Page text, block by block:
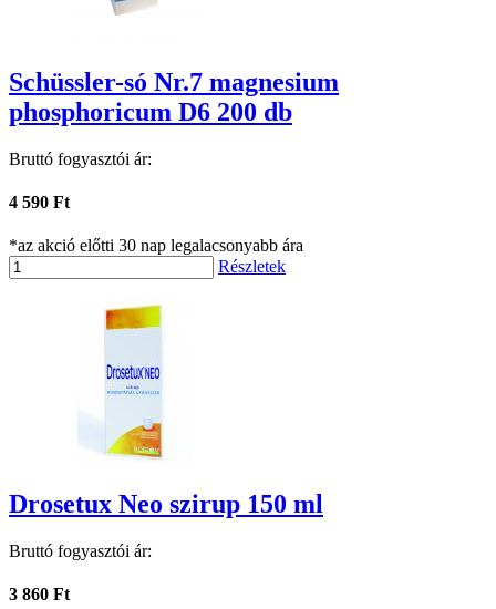
Schüssler-só Nr.7 magnesium
phosphoricum D6 200 db
Bruttó fogyasztói ár:
4 590 Ft
*az akció előtti 30 nap legalacsonyabb ára
Részletek
Drosetux Neo szirup 150 ml
Bruttó fogyasztói ár:
3 860 Ft